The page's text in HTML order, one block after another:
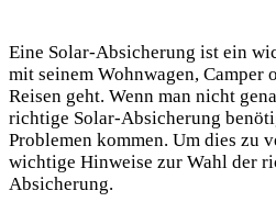
Eine Solar-Absicherung ist ein
mit seinem Wohnwagen, Camper
Reisen geht. Wenn man nicht
richtige⁤ Solar-Absicherung
Problemen⁣ kommen. Um dies zu
⁢wichtige​ Hinweise zur Wahl der
Absicherung.